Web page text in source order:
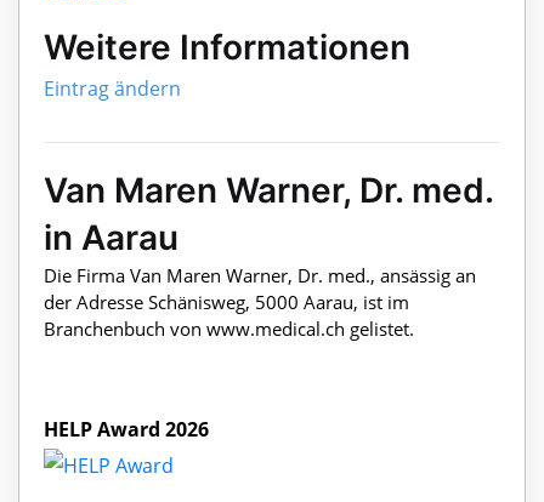
Weitere Informationen
Eintrag ändern
Van Maren Warner, Dr. med.
in Aarau
Die Firma Van Maren Warner, Dr. med., ansässig an
der Adresse Schänisweg, 5000 Aarau, ist im
Branchenbuch von www.medical.ch gelistet.
HELP Award 2026